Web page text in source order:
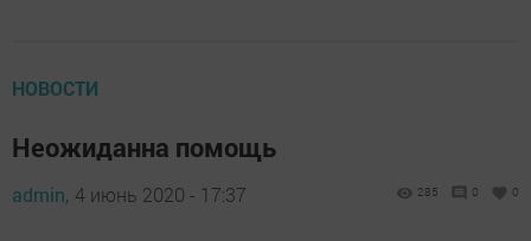
НОВОСТИ
Неожиданна помощь
admin, 4 июнь 2020 - 17:37 285 0 0